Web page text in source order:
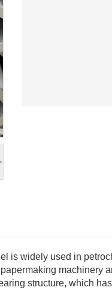
is widely used in
machinery
structure, which